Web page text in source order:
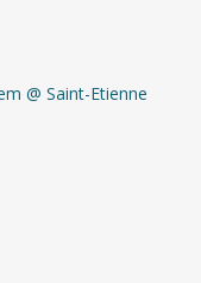
@ Saint-Etienne